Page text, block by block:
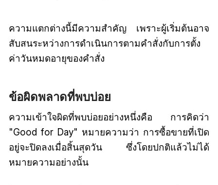
ความแตกต่างนี้มีความสำคัญ เพราะผู้เริ่มต้นอาจ
สับสนระหว่างการดำเนินการตามคำสั่งกับการตั้ง
ค่าวันหมดอายุของคำสั่ง
ข้อผิดพลาดที่พบบ่อย
ความเข้าใจผิดที่พบบ่อยอย่างหนึ่งคือ การคิดว่า
"Good for Day" หมายความว่า การซื้อขายที่เปิด
อยู่จะปิดลงเมื่อสิ้นสุดวัน ซึ่งโดยปกติแล้วไม่ได้
หมายความอย่างนั้น